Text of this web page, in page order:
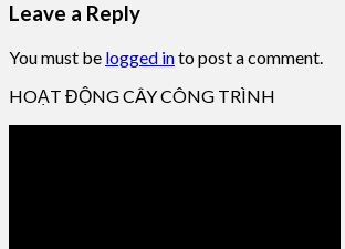
Leave a Reply
You must be logged into post a comment.
HOẠT ĐỘNG CÂY CÔNG TRÌNH